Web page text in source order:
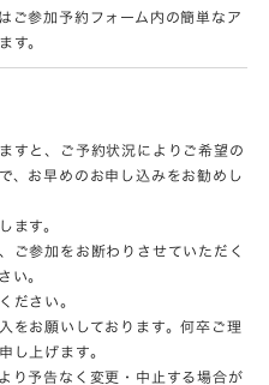
ご参加予約フォーム内の簡単なア
す。
すと、ご予約状況によりご希望の
、お早めのお申し込みをお勧めし
ます。
ご参加をお断わりさせていただく
い。
ださい。
をお願いしております。何卒ご理
し上げます。
り予告なく変更・中止する場合が